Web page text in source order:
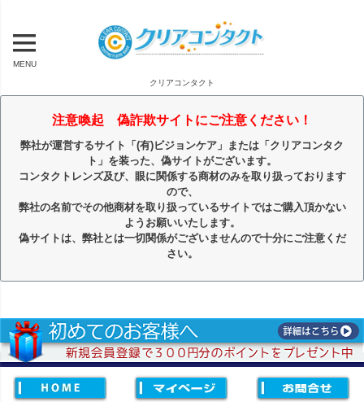
MENU
クリアコンタクト
注意喚起 偽詐欺サイトにご注意ください！
弊社が運営するサイト「(有)ビジョンケア」または「クリアコンタク
ト」を装った、偽サイトがございます。
コンタクトレンズ及び、眼に関係する商材のみを取り扱っております
ので、
弊社の名前でその他商材を取り扱っているサイトではご購入頂かない
ようお願いいたします。
偽サイトは、弊社とは一切関係がございませんので十分にご注意くだ
さい。
価格
〜